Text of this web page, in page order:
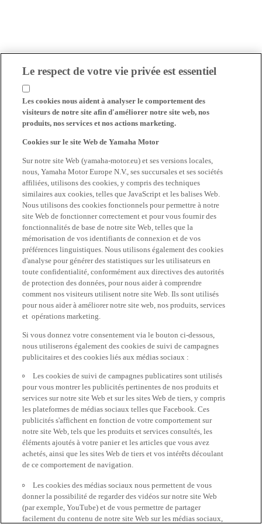
Le respect de votre vie privée est essentiel
Les cookies nous aident à analyser le comportement des
visiteurs de notre site afin d'améliorer notre site web, nos
produits, nos services et nos actions marketing.
Cookies sur le site Web de Yamaha Motor
Sur notre site Web (yamaha-motor.eu) et ses versions locales,
nous, Yamaha Motor Europe N.V., ses succursales et ses sociétés
affiliées, utilisons des cookies, y compris des techniques
similaires aux cookies, telles que JavaScript et les balises Web.
Nous utilisons des cookies fonctionnels pour permettre à notre
site Web de fonctionner correctement et pour vous fournir des
fonctionnalités de base de notre site Web, telles que la
mémorisation de vos identifiants de connexion et de vos
préférences linguistiques. Nous utilisons également des cookies
d'analyse pour générer des statistiques sur les utilisateurs en
toute confidentialité, conformément aux directives des autorités
de protection des données, pour nous aider à comprendre
comment nos visiteurs utilisent notre site Web. Ils sont utilisés
pour nous aider à améliorer notre site web, nos produits, services
et opérations marketing.
Si vous donnez votre consentement via le bouton ci-dessous,
nous utiliserons également des cookies de suivi de campagnes
publicitaires et des cookies liés aux médias sociaux :
Les cookies de suivi de campagnes publicatires sont utilisés
pour vous montrer les publicités pertinentes de nos produits et
services sur notre site Web et sur les sites Web de tiers, y compris
les plateformes de médias sociaux telles que Facebook. Ces
publicités s'affichent en fonction de votre comportement sur
notre site Web, tels que les produits et services consultés, les
éléments ajoutés à votre panier et les articles que vous avez
achetés, ainsi que les sites Web de tiers et vos intérêts découlant
de ce comportement de navigation.
Les cookies des médias sociaux nous permettent de vous
donner la possibilité de regarder des vidéos sur notre site Web
(par exemple, YouTube) et de vous permettre de partager
facilement du contenu de notre site Web sur les médias sociaux,